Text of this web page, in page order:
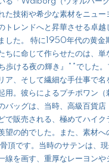
た技術や希少な素材をニュー
トレンドへと昇華させる卓越
した。 特に1950年代の黄
ちに命じて作らせたのは、単
歩ける夜の輝き』**でした。
ア、そして繊細な手仕事で名
用。彼らによるプチポワン（
バッグは、当時、高級百貨店
で販売される、極めてハイク
望の的でした。また、素材へ
頂です。当時のサテンは、
線を画す、重厚なレーヨンや